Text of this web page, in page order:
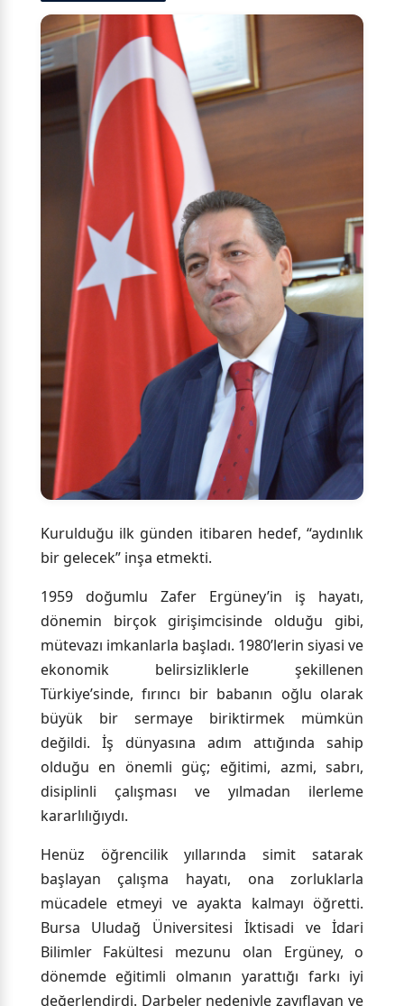
Kurulduğu ilk günden itibaren hedef, “aydınlık
bir gelecek” inşa etmekti.
1959 doğumlu Zafer Ergüney’in iş hayatı,
dönemin birçok girişimcisinde olduğu gibi,
mütevazı imkanlarla başladı. 1980’lerin siyasi ve
ekonomik belirsizliklerle şekillenen
Türkiye’sinde, fırıncı bir babanın oğlu olarak
büyük bir sermaye biriktirmek mümkün
değildi. İş dünyasına adım attığında sahip
olduğu en önemli güç; eğitimi, azmi, sabrı,
disiplinli çalışması ve yılmadan ilerleme
kararlılığıydı.
Henüz öğrencilik yıllarında simit satarak
başlayan çalışma hayatı, ona zorluklarla
mücadele etmeyi ve ayakta kalmayı öğretti.
Bursa Uludağ Üniversitesi İktisadi ve İdari
Bilimler Fakültesi mezunu olan Ergüney, o
dönemde eğitimli olmanın yarattığı farkı iyi
değerlendirdi. Darbeler nedeniyle zayıflayan ve